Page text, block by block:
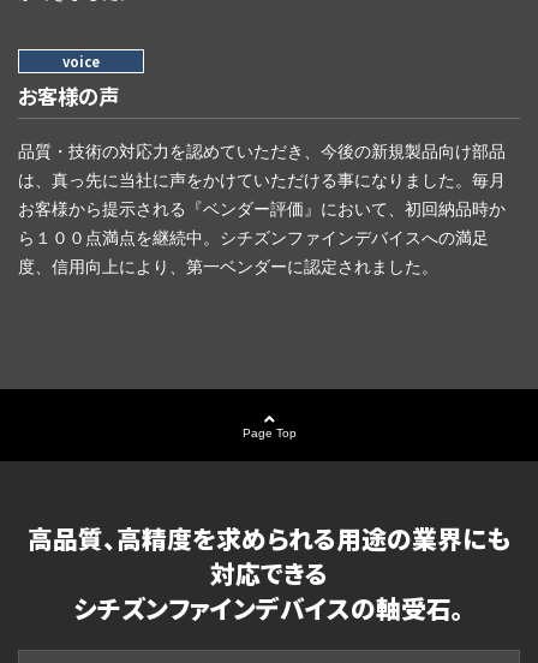
お客様の声
品質・技術の対応力を認めていただき、今後の新規製品向け部品
は、真っ先に当社に声をかけていただける事になりました。毎月
お客様から提示される『ベンダー評価』において、初回納品時か
ら１００点満点を継続中。シチズンファインデバイスへの満足
度、信用向上により、第一ベンダーに認定されました。
Page Top
高品質、高精度を求められる用途の業界にも
対応できる
シチズンファインデバイスの軸受石。